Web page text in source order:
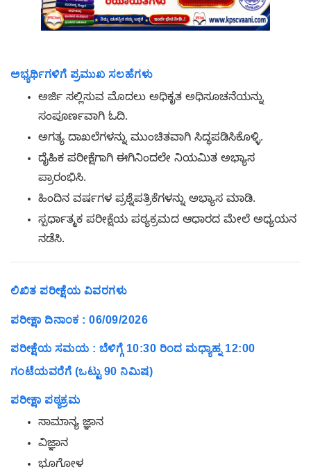
ಅಭ್ಯರ್ಥಿಗಳಿಗೆ ಪ್ರಮುಖ ಸಲಹೆಗಳು
ಅರ್ಜಿ ಸಲ್ಲಿಸುವ ಮೊದಲು ಅಧಿಕೃತ ಅಧಿಸೂಚನೆಯನ್ನು
ಸಂಪೂರ್ಣವಾಗಿ ಓದಿ.
ಅಗತ್ಯ ದಾಖಲೆಗಳನ್ನು ಮುಂಚಿತವಾಗಿ ಸಿದ್ಧಪಡಿಸಿಕೊಳ್ಳಿ.
ದೈಹಿಕ ಪರೀಕ್ಷೆಗಾಗಿ ಈಗಿನಿಂದಲೇ ನಿಯಮಿತ ಅಭ್ಯಾಸ
ಪ್ರಾರಂಭಿಸಿ.
ಹಿಂದಿನ ವರ್ಷಗಳ ಪ್ರಶ್ನೆಪತ್ರಿಕೆಗಳನ್ನು ಅಭ್ಯಾಸ ಮಾಡಿ.
ಸ್ಪರ್ಧಾತ್ಮಕ ಪರೀಕ್ಷೆಯ ಪಠ್ಯಕ್ರಮದ ಆಧಾರದ ಮೇಲೆ ಅಧ್ಯಯನ
ನಡೆಸಿ.
ಲಿಖಿತ ಪರೀಕ್ಷೆಯ ವಿವರಗಳು
ಪರೀಕ್ಷಾ ದಿನಾಂಕ : 06/09/2026
ಪರೀಕ್ಷೆಯ ಸಮಯ : ಬೆಳಿಗ್ಗೆ 10:30 ರಿಂದ ಮಧ್ಯಾಹ್ನ 12:00
ಗಂಟೆಯವರೆಗೆ (ಒಟ್ಟು 90 ನಿಮಿಷ)
ಪರೀಕ್ಷಾ ಪಠ್ಯಕ್ರಮ
ಸಾಮಾನ್ಯ ಜ್ಞಾನ
ವಿಜ್ಞಾನ
ಭೂಗೋಳ